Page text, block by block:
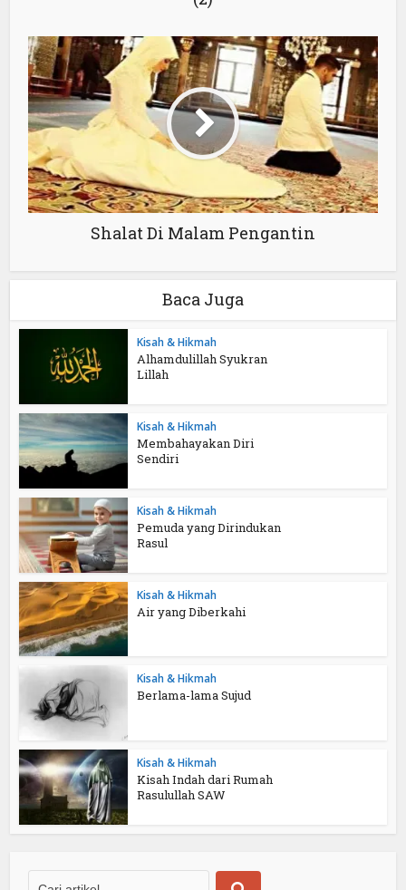
Shalat Di Malam Pengantin
Baca Juga
Kisah & Hikmah
Alhamdulillah Syukran
Lillah
Kisah & Hikmah
Membahayakan Diri
Sendiri
Kisah & Hikmah
Pemuda yang Dirindukan
Rasul
Kisah & Hikmah
Air yang Diberkahi
Kisah & Hikmah
Berlama-lama Sujud
Kisah & Hikmah
Kisah Indah dari Rumah
Rasulullah SAW